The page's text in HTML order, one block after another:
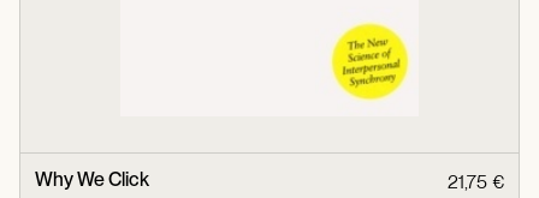
Why We Click 21,75 €